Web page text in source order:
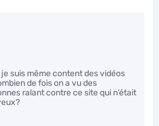
je suis même content des vidéos
de fois on a vu des
ralant contre ce site qui n’était